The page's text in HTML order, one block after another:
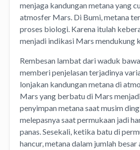
menjaga kandungan metana yang
atmosfer Mars. Di Bumi, metana
proses biologi. Karena itulah
menjadi indikasi Mars mendukung
Rembesan lambat dari waduk
memberi penjelasan terjadinya
lonjakan kandungan metana di
Mars yang berbatu di Mars
penyimpan metana saat musim
melepasnya saat permukaan jadi
panas. Sesekali, ketika batu di
hancur, metana dalam jumlah